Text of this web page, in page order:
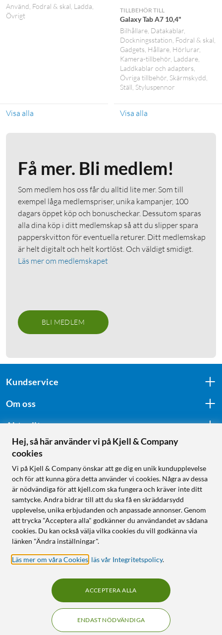
Använd Fodral & skal Ladda
Övrigt
Visa alla
TILLBEHÖR TILL
Galaxy Tab A7 10,4"
Bilhållare Datakablar
Dockningsstation Fodral & skal
Gadgets Hållare Hörlurar
Kamera-tillbehör Laddare
Laddkablar och adapters
Övriga tillbehör Skärmskydd
Ställ Styluspennor
Visa alla
Få mer. Bli medlem!
Som medlem hos oss får du alltid lite mer. Som till
exempel låga medlemspriser, unika kampanjer, 100
dagars öppet köp och bonuscheckar. Dessutom sparas
alla dina köp i ditt medlemskap så att du slipper spara
papperskvitton för eventuella returer. Ditt medlemskap
är helt digitalt och helt kortlöst. Och väldigt smidigt.
Läs mer om medlemskapet
BLI MEDLEM
Kundservice
Om oss
Aktuellt
Följ oss
Handla från:
Sverige
Norge
KUNSKAP OCH TILLBEHÖR TILL
Hej, så här använder vi på Kjell & Company
cookies
Vi på Kjell & Company önskar att ge dig en unik kundupplevelse
och för att kunna göra detta använder vi cookies. Några av dessa
är nödvändiga för att kjell.com ska fungera och kräver inte ditt
samtycke. Andra bidrar till att du ska få en skräddarsydd
upplevelse, unika erbjudanden och anpassade annonser. Genom
att trycka "Acceptera alla" godkänner du användandet av sådana
cookies. Du kan också välja vilka cookies du vill godkänna via
länken "Ändra inställningar".
Läs mer om våra Cookies läs vår Integritetspolicy.
ENDAST NÖDVÄNDIGA
ACCEPTERA ALLA